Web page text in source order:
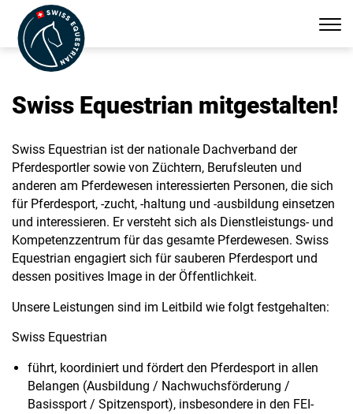
Swiss Equestrian mitgestalten!
Swiss Equestrian ist der nationale Dachverband der
Pferdesportler sowie von Züchtern, Berufsleuten und
anderen am Pferdewesen interessierten Personen, die sich
für Pferdesport, -zucht, -haltung und -ausbildung einsetzen
und interessieren. Er versteht sich als Dienstleistungs- und
Kompetenzzentrum für das gesamte Pferdewesen. Swiss
Equestrian engagiert sich für sauberen Pferdesport und
dessen positives Image in der Öffentlichkeit.
Unsere Leistungen sind im Leitbild wie folgt festgehalten:
Swiss Equestrian
führt, koordiniert und fördert den Pferdesport in allen
Belangen (Ausbildung / Nachwuchsförderung /
Basissport / Spitzensport), insbesondere in den FEI-